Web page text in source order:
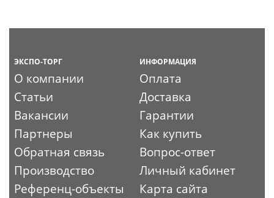
ЭКСПО-ТОРГ
О компании
Статьи
Вакансии
Партнеры
Обратная связь
Производство
Референц-объекты
ИНФОРМАЦИЯ
Оплата
Доставка
Гарантии
Как купить
Вопрос-ответ
Личный кабинет
Карта сайта